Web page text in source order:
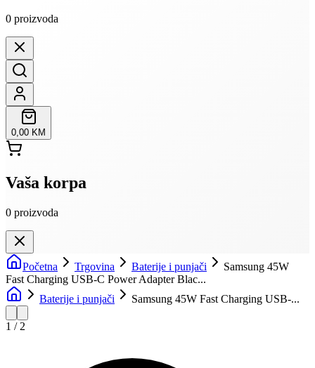
0 proizvoda
0,00 KM
Vaša korpa
0 proizvoda
Početna Trgovina Baterije i punjači
Samsung 45W
Fast Charging USB-C Power Adapter Blac...
Baterije i punjači
Samsung 45W Fast Charging USB-...
1 / 2